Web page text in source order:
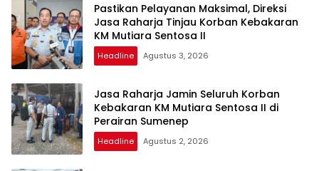
Pastikan Pelayanan Maksimal, Direksi
Jasa Raharja Tinjau Korban Kebakaran
KM Mutiara Sentosa II
Headline Agustus 3, 2026
Jasa Raharja Jamin Seluruh Korban
Kebakaran KM Mutiara Sentosa II di
Perairan Sumenep
Headline Agustus 2, 2026